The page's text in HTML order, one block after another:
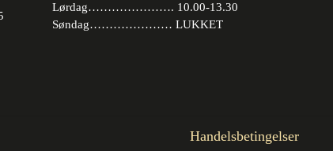
Lørdag…………………. 10.00-13.30
Søndag………………… LUKKET
Handelsbetingelser